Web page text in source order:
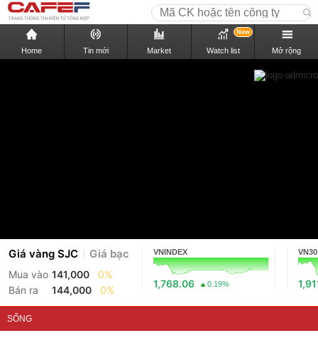
Home Tin mới Market Watch list
New
Mở rộng
Giá vàng SJC Giá bạc
Mua vào 141,000
0%
Bán ra
144,000 0%
VNINDEX
1,768.06 0.19%
VN30
SỐNG